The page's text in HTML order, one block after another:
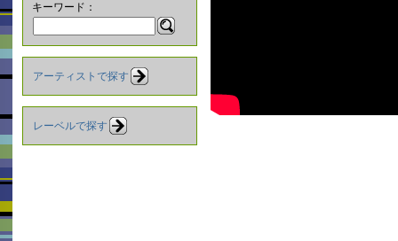
キーワード：
アーティストで探す
レーベルで探す